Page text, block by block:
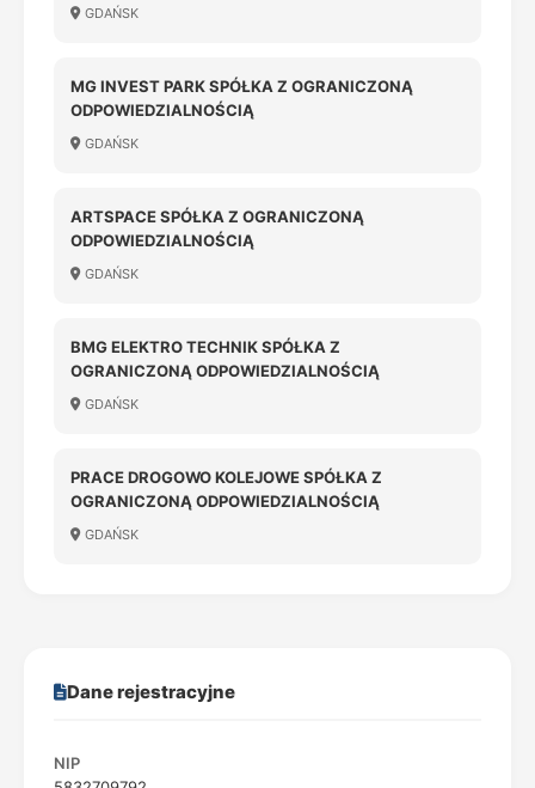
GDAŃSK
MG INVEST PARK SPÓŁKA Z OGRANICZONĄ
ODPOWIEDZIALNOŚCIĄ
GDAŃSK
ARTSPACE SPÓŁKA Z OGRANICZONĄ
ODPOWIEDZIALNOŚCIĄ
GDAŃSK
BMG ELEKTRO TECHNIK SPÓŁKA Z
OGRANICZONĄ ODPOWIEDZIALNOŚCIĄ
GDAŃSK
PRACE DROGOWO KOLEJOWE SPÓŁKA Z
OGRANICZONĄ ODPOWIEDZIALNOŚCIĄ
GDAŃSK
Dane rejestracyjne
NIP